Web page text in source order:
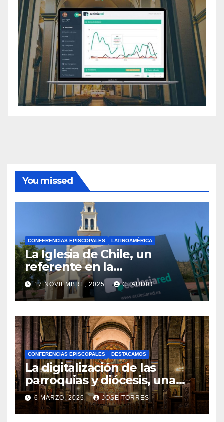
You missed
CONFERENCIAS EPISCOPALES LATINOAMÉRICA
La Iglesia de Chile, un
referente en la
transformación digital
gracias a Ecclesiared
17 NOVIEMBRE, 2025 CLAUDIO
N
O
H
A
Y
C
O
M
CONFERENCIAS EPISCOPALES DESTACAMOS
La digitalización de las
parroquias y diócesis, una
realidad ya para el futuro de
la Iglesia
6 MARZO, 2025 JOSE TORRES
N